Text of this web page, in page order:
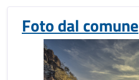
Foto dal comune